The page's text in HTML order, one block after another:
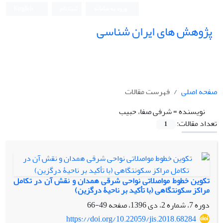
پژوهش های ایران شناسی
صفحه اصلی
فهرست مقالات
نویسنده =شرفی صفا، حبیب
تعداد مقالات:
1
تکوین خطوط مواصلاتی نواحی شرقی همدان و نقش آن در تکامل
مراکز سکونتگاهی (با تأکید بر ناحیۀ درگزین)
دوره 7، شماره 2، دی 1396، صفحه
49-66
https://doi.org/10.22059/jis.2018.68284